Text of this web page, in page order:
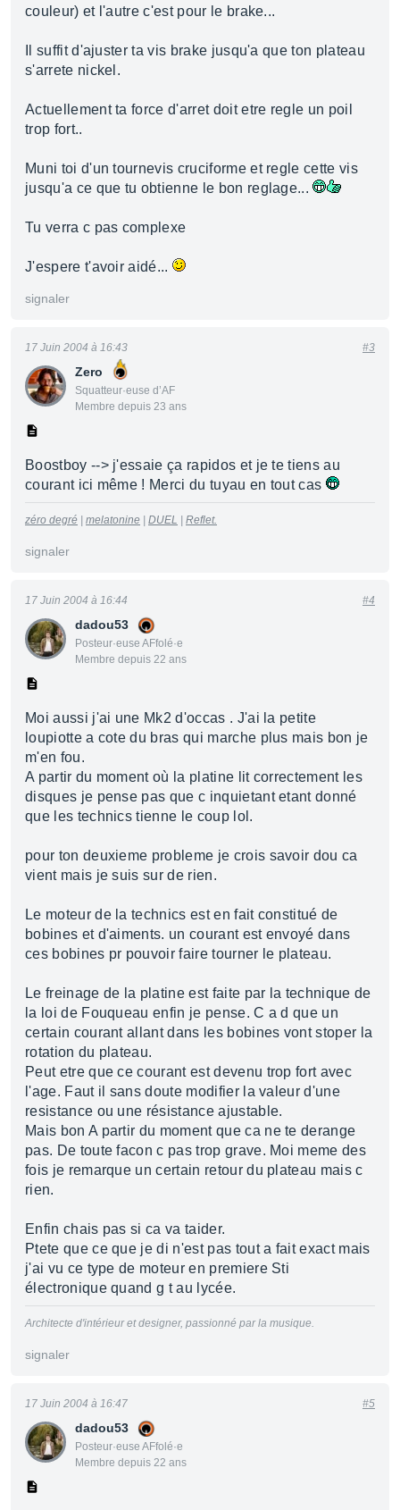
couleur) et l'autre c'est pour le brake...
Il suffit d'ajuster ta vis brake jusqu'a que ton plateau
s'arrete nickel.
Actuellement ta force d'arret doit etre regle un poil
trop fort..
Muni toi d'un tournevis cruciforme et regle cette vis
jusqu'a ce que tu obtienne le bon reglage...
Tu verra c pas complexe
J'espere t'avoir aidé...
signaler
Zero
Squatteur·euse d’AF
Membre depuis 23 ans
17 Juin 2004 à 16:43 #3
Boostboy --> j'essaie ça rapidos et je te tiens au
courant ici même ! Merci du tuyau en tout cas
zéro degré melatonine DUEL Reflet.
signaler
dadou53
Posteur·euse AFfolé·e
Membre depuis 22 ans
17 Juin 2004 à 16:44 #4
Moi aussi j'ai une Mk2 d'occas . J'ai la petite
loupiotte a cote du bras qui marche plus mais bon je
m'en fou.
A partir du moment où la platine lit correctement les
disques je pense pas que c inquietant etant donné
que les technics tienne le coup lol.
pour ton deuxieme probleme je crois savoir dou ca
vient mais je suis sur de rien.
Le moteur de la technics est en fait constitué de
bobines et d'aiments. un courant est envoyé dans
ces bobines pr pouvoir faire tourner le plateau.
Le freinage de la platine est faite par la technique de
la loi de Fouqueau enfin je pense. C a d que un
certain courant allant dans les bobines vont stoper la
rotation du plateau.
Peut etre que ce courant est devenu trop fort avec
l'age. Faut il sans doute modifier la valeur d'une
resistance ou une résistance ajustable.
Mais bon A partir du moment que ca ne te derange
pas. De toute facon c pas trop grave. Moi meme des
fois je remarque un certain retour du plateau mais c
rien.
Enfin chais pas si ca va taider.
Ptete que ce que je di n'est pas tout a fait exact mais
j'ai vu ce type de moteur en premiere Sti
électronique quand g t au lycée.
Architecte d'intérieur et designer, passionné par la musique.
signaler
dadou53
Posteur·euse AFfolé·e
Membre depuis 22 ans
17 Juin 2004 à 16:47 #5